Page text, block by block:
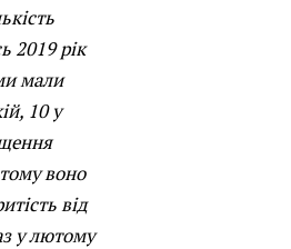
2019 рік
мали
10 у
воно
від
у лютому